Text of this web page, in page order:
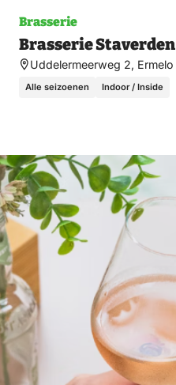
Brasserie
Brasserie Staverden
Uddelermeerweg 2, Ermelo
Alle seizoenen Indoor / Inside